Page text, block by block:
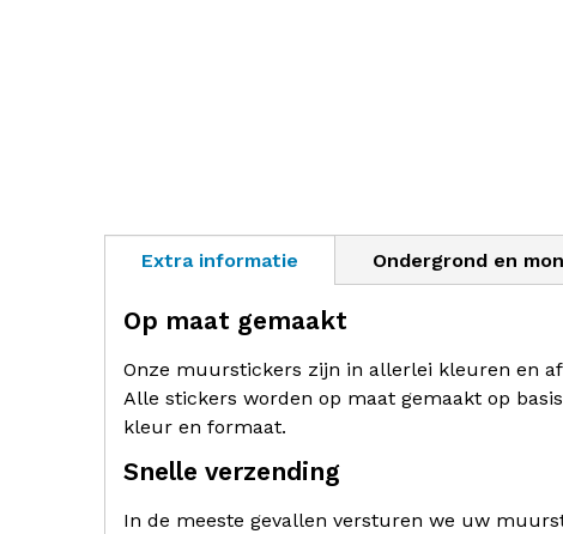
Extra informatie Ondergrond en
Op maat gemaakt
Onze muurstickers zijn in allerlei kleuren en
Alle stickers worden op maat gemaakt op
kleur en formaat.
Snelle verzending
In de meeste gevallen versturen we uw